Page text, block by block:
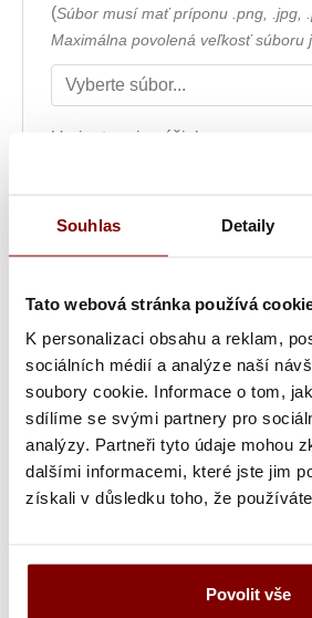
Souhlas Detaily
Tato webová stránka používá
K personalizaci obsahu a reklam,
sociálních médií a analýze naší
soubory cookie. Informace o tom,
sdílíme se svými partnery pro
analýzy. Partneři tyto údaje mohou
dalšími informacemi, které jste jim
získali v důsledku toho, že
Povolit vše
(Súbor musí mať príponu .png, .jpg,
Maximálna povolená veľkosť súboru
Umiestnenie výšivky
Font výšivky
Farba textu
Šírka nápisu alebo loga
Text výšivky